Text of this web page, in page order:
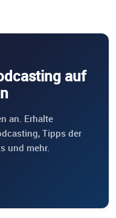
auf
an. Erhalte
Tipps der
und mehr.